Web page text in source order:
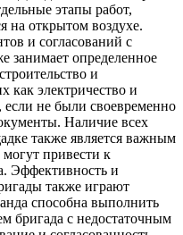
этапы работ,
на открытом воздухе.
и согласований с
занимает определенное
и
как электричество и
если не были своевременно
Наличие всех
также является важным
привести к
Эффективность и
также играют
способна выполнить
бригада с недостаточным